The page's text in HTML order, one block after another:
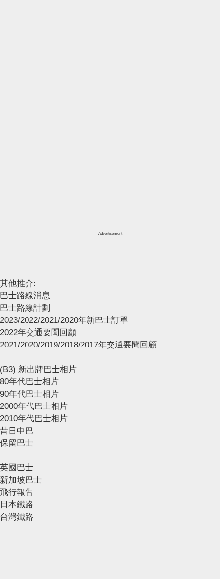
Advertisement
其他推介:
巴士路線消息
巴士路線計劃
2023/2022/2021/2020年新巴士訂單
2022年交通要聞回顧
2021/2020/2019/2018/2017年交通要聞回顧
(B3) 新出牌巴士相片
80年代巴士相片
90年代巴士相片
2000年代巴士相片
2010年代巴士相片
昔日中巴
保留巴士
英國巴士
新加坡巴士
飛行報告
日本鐵路
台灣鐵路